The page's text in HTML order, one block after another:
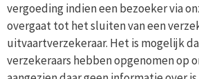
vergoeding indien een bezoeker via
overgaat tot het sluiten van een
uitvaartverzekeraar. Het is mogelijk
verzekeraars hebben opgenomen op